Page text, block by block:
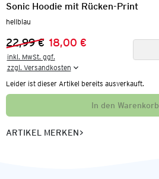
Sonic Hoodie mit Rücken-Print
hellblau
Vorheriger Preis:
22,99 €
Neuer Preis:18,00 €
inkl. MwSt. ggf.
zzgl. Versandkosten
Leider ist dieser Artikel bereits ausverkauft.
In den Warenkorb
ARTIKEL MERKEN